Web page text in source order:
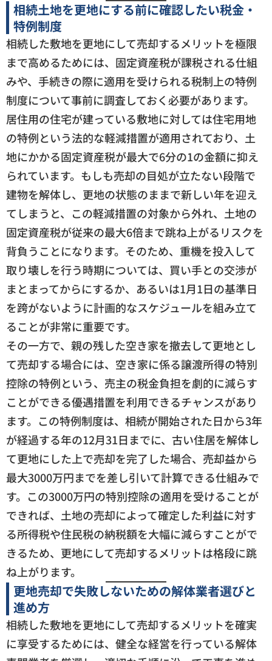
相続土地を更地にする前に確認したい税金・
特例制度
相続した敷地を更地にして売却するメリットを極限
まで高めるためには、固定資産税が課税される仕組
みや、手続きの際に適用を受けられる税制上の特例
制度について事前に調査しておく必要があります。
居住用の住宅が建っている敷地に対しては住宅用地
の特例という法的な軽減措置が適用されており、土
地にかかる固定資産税が最大で6分の1の金額に抑え
られています。もしも売却の目処が立たない段階で
建物を解体し、更地の状態のままで新しい年を迎え
てしまうと、この軽減措置の対象から外れ、土地の
固定資産税が従来の最大6倍まで跳ね上がるリスクを
背負うことになります。そのため、重機を投入して
取り壊しを行う時期については、買い手との交渉が
まとまってからにするか、あるいは1月1日の基準日
を跨がないように計画的なスケジュールを組み立て
ることが非常に重要です。
その一方で、親の残した空き家を撤去して更地とし
て売却する場合には、空き家に係る譲渡所得の特別
控除の特例という、売主の税金負担を劇的に減らす
ことができる優遇措置を利用できるチャンスがあり
ます。この特例制度は、相続が開始された日から3年
が経過する年の12月31日までに、古い住居を解体し
て更地にした上で売却を完了した場合、売却益から
最大3000万円までを差し引いて計算できる仕組みで
す。この3000万円の特別控除の適用を受けることが
できれば、土地の売却によって確定した利益に対す
る所得税や住民税の納税額を大幅に減らすことがで
きるため、更地にして売却するメリットは格段に跳
ね上がります。
更地売却で失敗しないための解体業者選びと
進め方
相続した敷地を更地にして売却するメリットを確実
に享受するためには、健全な経営を行っている解体